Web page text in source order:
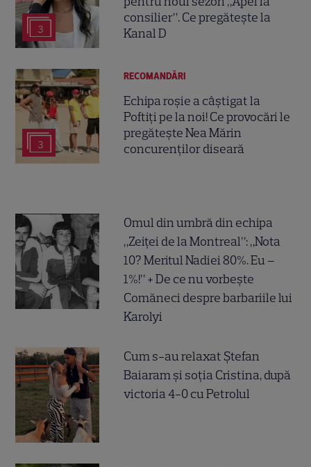
3
consilier”. Ce pregătește la
Kanal D
3
RECOMANDĂRI
Echipa roșie a câștigat la
Poftiți pe la noi! Ce provocări le
pregătește Nea Mărin
concurenților diseară
Omul din umbră din echipa
„Zeiței de la Montreal”: „Nota
10? Meritul Nadiei 80%. Eu –
1%!” + De ce nu vorbește
Comăneci despre barbariile lui
Karolyi
Cum s-au relaxat Ștefan
Baiaram și soția Cristina, după
victoria 4-0 cu Petrolul